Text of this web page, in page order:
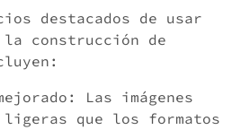
destacados de usar
la construcción de
Las imágenes
ligeras que los formatos